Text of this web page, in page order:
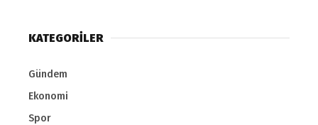
KATEGORİLER
Gündem
Ekonomi
Spor